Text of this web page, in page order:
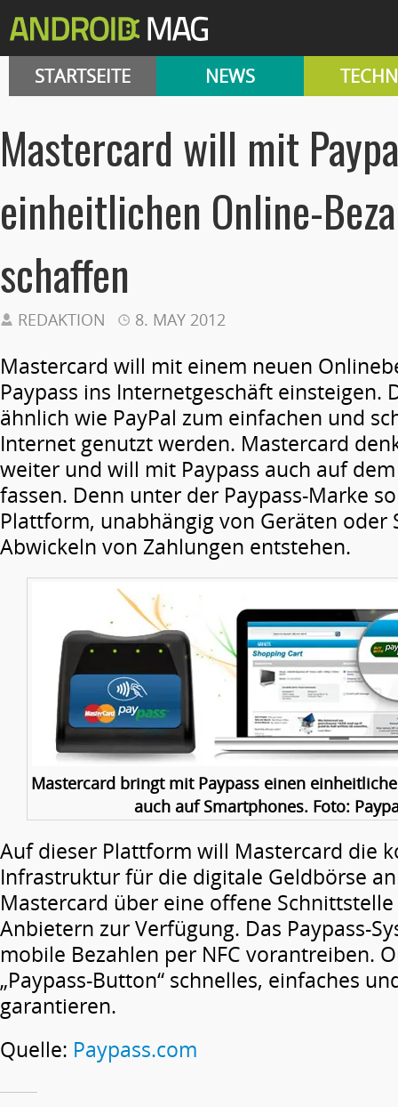
STARTSEITE NEWS
Mastercard will mit
einheitlichen Online-
schaffen
REDAKTION 8. MAY 2012
Mastercard will mit einem neuen
Paypass ins Internetgeschäft einsteigen.
ähnlich wie PayPal zum einfachen und
Internet genutzt werden. Mastercard
weiter und will mit Paypass auch auf
fassen. Denn unter der Paypass-Marke
Plattform, unabhängig von Geräten oder
Abwickeln von Zahlungen entstehen.
Mastercard bringt mit Paypass einen
auch auf Smartphones. Foto:
Auf dieser Plattform will Mastercard die
Infrastruktur für die digitale Geldbörse
Mastercard über eine offene
Anbietern zur Verfügung. Das Paypass-
mobile Bezahlen per NFC vorantreiben.
„Paypass-Button“ schnelles, einfaches
garantieren.
Quelle: Paypass.com